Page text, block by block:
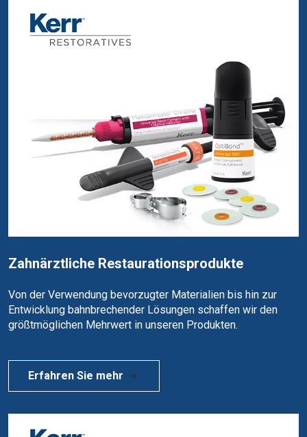
Zahnärztliche Restaurationsprodukte
Von der Verwendung bevorzugter Materialien bis hin zur
Entwicklung bahnbrechender Lösungen schaffen wir den
größtmöglichen Mehrwert in unseren Produkten.
Erfahren Sie mehr